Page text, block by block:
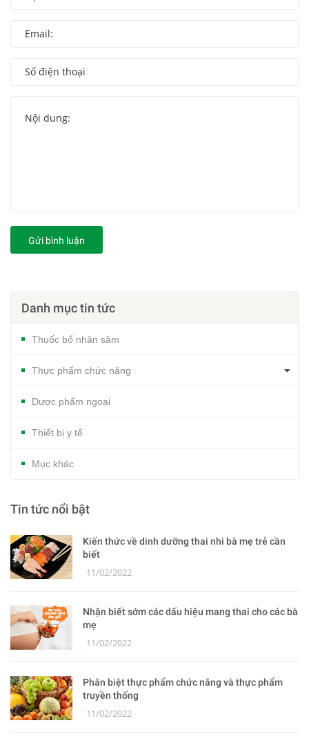
Gửi bình luận
Danh mục tin tức
Thuốc bổ nhân sâm
Thực phẩm chức năng
Dược phẩm ngoại
Thiết bị y tế
Mục khác
Tin tức nổi bật
Kiến thức về dinh dưỡng thai nhi bà mẹ trẻ cần
biết
11/02/2022
Nhận biết sớm các dấu hiệu mang thai cho các bà
mẹ
11/02/2022
Phân biệt thực phẩm chức năng và thực phẩm
truyền thống
11/02/2022